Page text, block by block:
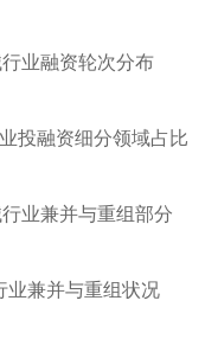
业融资轮次分布
投融资细分领域占比
业兼并与重组部分
业兼并与重组状况